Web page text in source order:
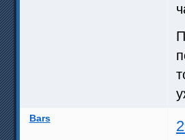
Bars